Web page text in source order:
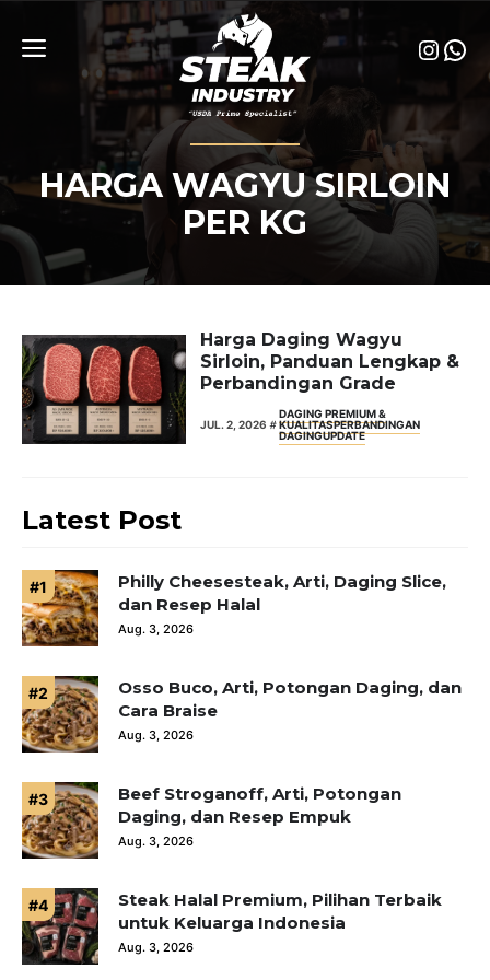
Menu
HARGA WAGYU SIRLOIN
PER KG
Harga Daging Wagyu
Sirloin, Panduan Lengkap &
Perbandingan Grade
JUL. 2, 2026
DAGING PREMIUM &
KUALITASPERBANDINGAN
DAGINGUPDATE
Latest Post
Philly Cheesesteak, Arti, Daging Slice,
dan Resep Halal
Aug. 3, 2026
Osso Buco, Arti, Potongan Daging, dan
Cara Braise
Aug. 3, 2026
Beef Stroganoff, Arti, Potongan
Daging, dan Resep Empuk
Aug. 3, 2026
Steak Halal Premium, Pilihan Terbaik
untuk Keluarga Indonesia
Aug. 3, 2026